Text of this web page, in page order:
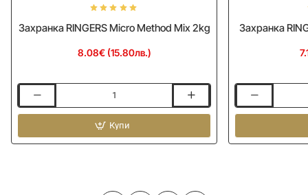
Захранка RINGERS Micro Method Mix 2kg
8.08€ (15.80лв.)
RINGERS
Method
Купи
Захранка
RINGERS
Up